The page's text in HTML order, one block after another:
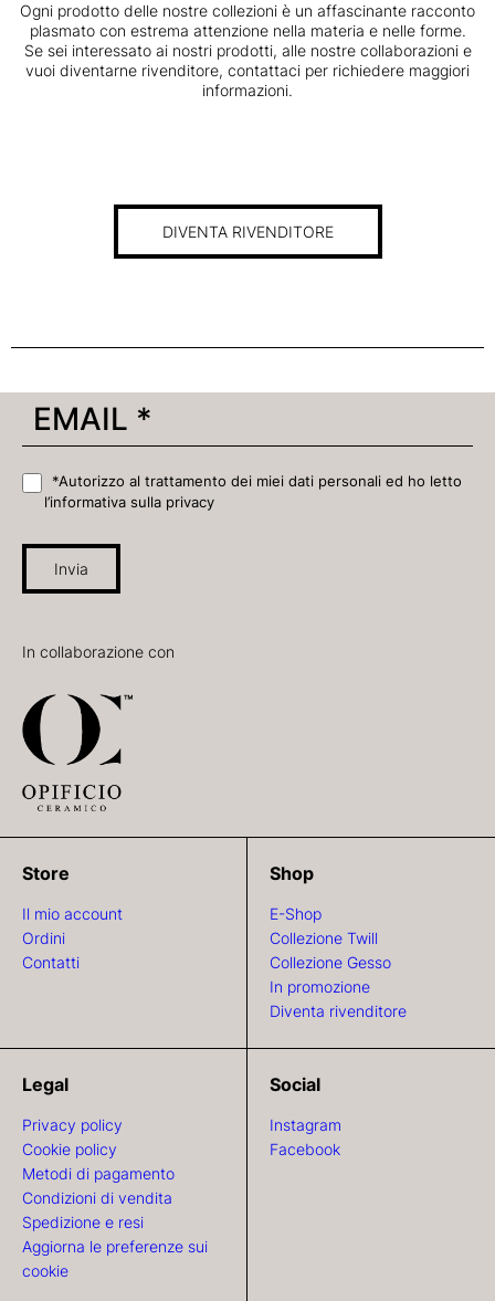
Ogni prodotto delle nostre collezioni è un affascinante racconto
plasmato con estrema attenzione nella materia e nelle forme.
Se sei interessato ai nostri prodotti, alle nostre collaborazioni e
vuoi diventarne rivenditore, contattaci per richiedere maggiori
informazioni.
DIVENTA RIVENDITORE
*Autorizzo al trattamento dei miei dati personali ed ho letto
l’informativa sulla privacy
Invia
In collaborazione con
Store
Il mio account
Ordini
Contatti
Shop
E-Shop
Collezione Twill
Collezione Gesso
In promozione
Diventa rivenditore
Legal
Privacy policy
Cookie policy
Metodi di pagamento
Condizioni di vendita
Spedizione e resi
Aggiorna le preferenze sui
cookie
Social
Instagram
Facebook